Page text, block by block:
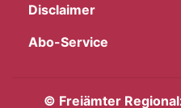
Disclaimer
Abo-Service
© Freiämter